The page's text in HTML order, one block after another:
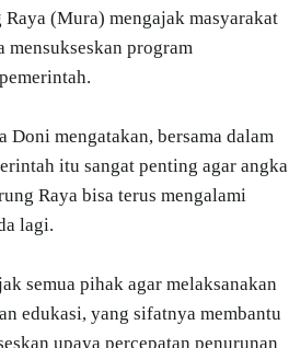
(Mura) mengajak masyarakat
mensukseskan program
Doni mengatakan, bersama dalam
itu sangat penting agar angka
Raya bisa terus mengalami
lagi.
semua pihak agar melaksanakan
edukasi, yang sifatnya membantu
upaya percepatan penurunan